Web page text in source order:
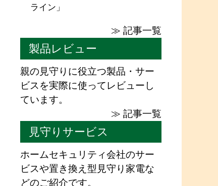
ライン」
≫ 記事一覧
製品レビュー
親の見守りに役立つ製品・サー
ビスを実際に使ってレビューし
ています。
≫ 記事一覧
見守りサービス
ホームセキュリティ会社のサー
ビスや置き換え型見守り家電な
どのご紹介です。